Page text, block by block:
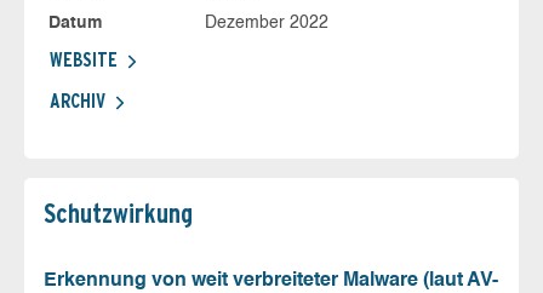
Datum
Dezember 2022
WEBSITE
ARCHIV
Schutz­wirkung
Erkennung von weit verbreiteter Malware (laut AV-